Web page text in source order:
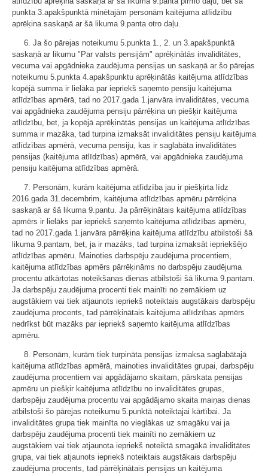
punkta 3.apakšpunktā minētajām personām kaitējuma atlīdzību
aprēķina saskaņā ar šā likuma 9.panta otro daļu.
6. Ja šo pārejas noteikumu 5.punkta 1., 2. un 3.apakšpunktā
saskaņā ar likumu "Par valsts pensijām" aprēķinātās invaliditātes,
vecuma vai apgādnieka zaudējuma pensijas un saskaņā ar šo pārejas
noteikumu 5.punkta 4.apakšpunktu aprēķinātās kaitējuma atlīdzības
kopējā summa ir lielāka par iepriekš saņemto pensiju kaitējuma
atlīdzības apmērā, tad no 2017.gada 1.janvāra invaliditātes, vecuma
vai apgādnieka zaudējuma pensiju pārrēķina un piešķir kaitējuma
atlīdzību, bet, ja kopējā aprēķinātās pensijas un kaitējuma atlīdzības
summa ir mazāka, tad turpina izmaksāt invaliditātes pensiju kaitējuma
atlīdzības apmērā, vecuma pensiju, kas ir saglabāta invaliditātes
pensijas (kaitējuma atlīdzības) apmērā, vai apgādnieka zaudējuma
pensiju kaitējuma atlīdzības apmērā.
7. Personām, kurām kaitējuma atlīdzība jau ir piešķirta līdz
2016.gada 31.decembrim, kaitējuma atlīdzības apmēru pārrēķina
saskaņā ar šā likuma 9.pantu. Ja pārrēķinātais kaitējuma atlīdzības
apmērs ir lielāks par iepriekš saņemto kaitējuma atlīdzības apmēru,
tad no 2017.gada 1.janvāra pārrēķina kaitējuma atlīdzību atbilstoši šā
likuma 9.pantam, bet, ja ir mazāks, tad turpina izmaksāt iepriekšējo
atlīdzības apmēru. Mainoties darbspēju zaudējuma procentiem,
kaitējuma atlīdzības apmērs pārrēķināms no darbspēju zaudējuma
procentu atkārtotas noteikšanas dienas atbilstoši šā likuma 9.pantam.
Ja darbspēju zaudējuma procenti tiek mainīti no zemākiem uz
augstākiem vai tiek atjaunots iepriekš noteiktais augstākais darbspēju
zaudējuma procents, tad pārrēķinātais kaitējuma atlīdzības apmērs
nedrīkst būt mazāks par iepriekš saņemto kaitējuma atlīdzības
apmēru.
8. Personām, kurām tiek turpināta pensijas izmaksa saglabātajā
kaitējuma atlīdzības apmērā, mainoties invaliditātes grupai, darbspēju
zaudējuma procentiem vai apgādājamo skaitam, pārskata pensijas
apmēru un piešķir kaitējuma atlīdzību no invaliditātes grupas,
darbspēju zaudējuma procentu vai apgādājamo skaita maiņas dienas
atbilstoši šo pārejas noteikumu 5.punktā noteiktajai kārtībai. Ja
invaliditātes grupa tiek mainīta no vieglākas uz smagāku vai ja
darbspēju zaudējuma procenti tiek mainīti no zemākiem uz
augstākiem vai tiek atjaunota iepriekš noteiktā smagākā invaliditātes
grupa, vai tiek atjaunots iepriekš noteiktais augstākais darbspēju
zaudējuma procents, tad pārrēķinātais pensijas un kaitējuma